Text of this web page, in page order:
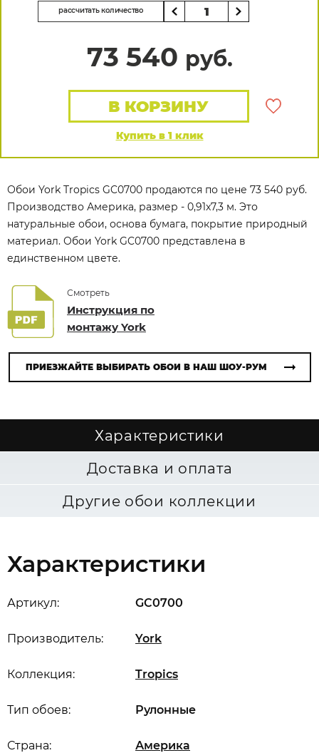
рассчитать количество
73 540 руб.
Купить в 1 клик
В КОРЗИНУ
Обои York Tropics GC0700 продаются по цене 73 540 руб.
Производство Америка, размер - 0,91x7,3 м. Это
натуральные обои, основа бумага, покрытие природный
материал. Обои York GC0700 представлена в
единственном цвете.
Смотреть
Инструкция по
монтажу York
ПРИЕЗЖАЙТЕ ВЫБИРАТЬ ОБОИ В НАШ ШОУ-РУМ
Характеристики
Доставка и оплата
Другие обои коллекции
Характеристики
Артикул: GC0700
Производитель: York
Коллекция: Tropics
Страна: Америка
Тип обоев: Рулонные